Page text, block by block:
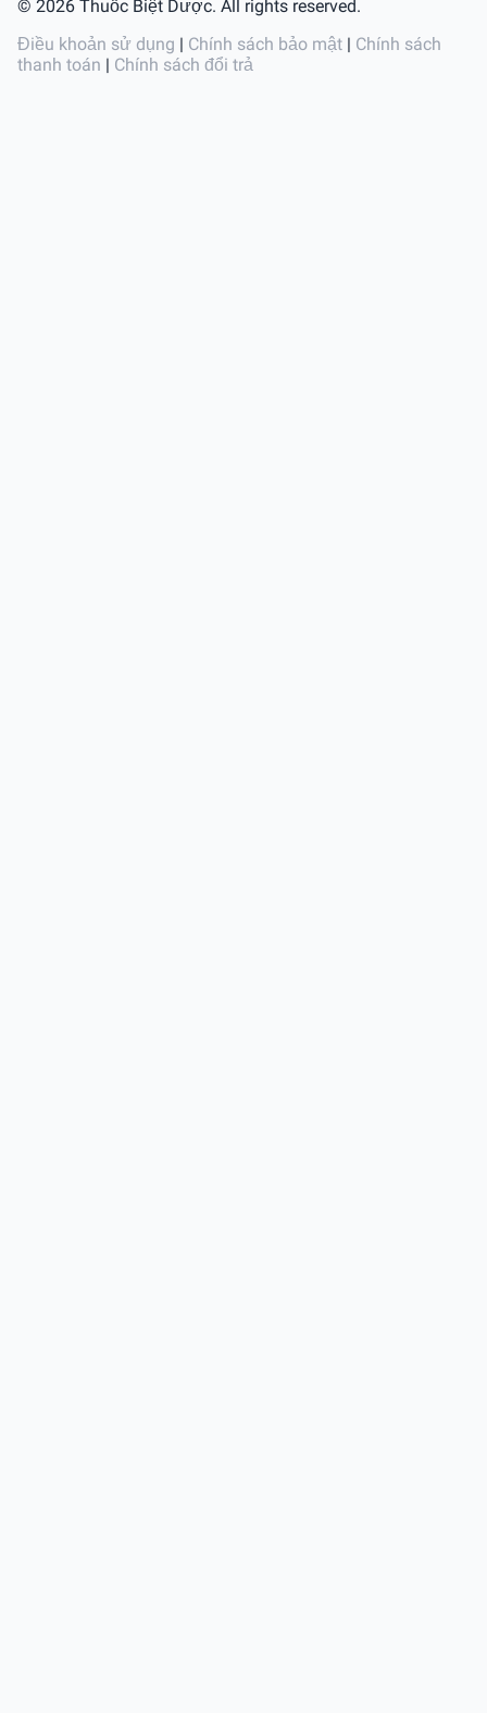
© 2026 Thuốc Biệt Dược. All rights reserved.
Điều khoản sử dụng | Chính sách bảo mật | Chính sách
thanh toán | Chính sách đổi trả